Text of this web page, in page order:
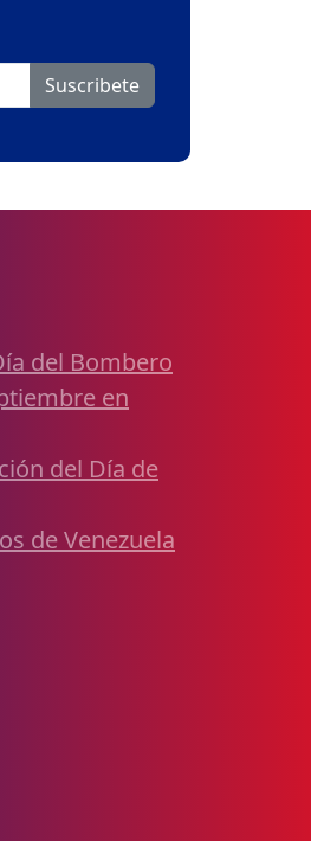
Suscribete
del Bombero
en
del Día de
de Venezuela